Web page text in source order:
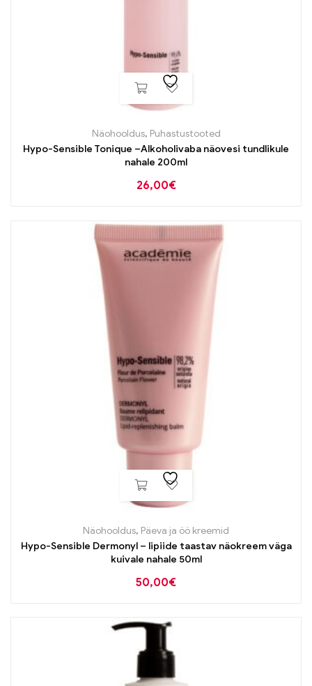
Näohooldus, Puhastustooted
Hypo-Sensible Tonique –Alkoholivaba näovesi tundlikule
nahale 200ml
26,00€
Näohooldus, Päeva ja öö kreemid
Hypo-Sensible Dermonyl – lipiide taastav näokreem väga
kuivale nahale 50ml
50,00€